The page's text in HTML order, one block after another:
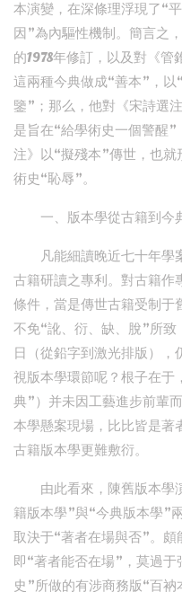
本演變，在深條理浮現了“
因”為內驅性機制。簡言之
的1978年修訂，以及對《
這兩種今典做成“善本”，
鑒”；那么，他對《宋詩選
是旨在“給學術史一個警醒
注》以“擬殘本”傳世，也
術史“恥辱”。
一、版本學從古籍到今
凡能細讀晚近七十年學
古籍研讀之專利。對古籍作
條件，當是傳世古籍受制于
不免“訛、衍、缺、脫”所
日（從鉛字到激光排版）
視版本學環節呢？根子在于
典”）并未因工藝進步前輩
本學懸案現場，比比皆是著
古籍版本學更難敷衍。
由此看來，陳舊版本學
籍版本學”與“今典版本學”
取決于“著者在場與否”。
即“著者能否在場”，莫過
史”所做的有涉商務版“百